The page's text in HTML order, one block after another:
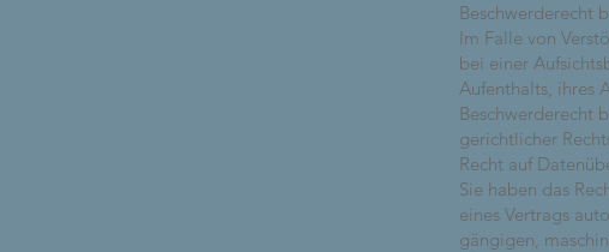
Beschwerderecht
Im Falle von
bei einer
Aufenthalts, ihres
Beschwerderecht
gerichtlicher
Recht auf
Sie haben das
eines Vertrags
gängigen,